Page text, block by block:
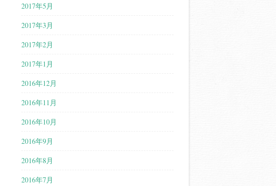
2017年5月
2017年3月
2017年2月
2017年1月
2016年12月
2016年11月
2016年10月
2016年9月
2016年8月
2016年7月